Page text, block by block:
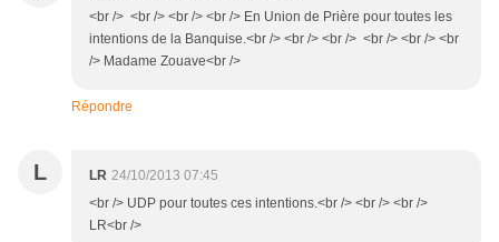
<br /> <br /> <br /> <br /> En Union de Prière pour toutes les
intentions de la Banquise.<br /> <br /> <br /> <br /> <br /> <br
/> Madame Zouave<br />
Répondre
L LR 24/10/2013 07:45
<br /> UDP pour toutes ces intentions.<br /> <br /> <br />
LR<br />